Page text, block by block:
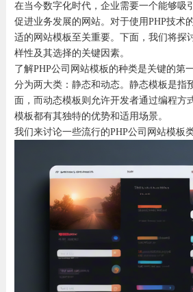
在当今数字化时代，企业需要一个能够吸
促进业务发展的网站。对于使用PHP技术
适的网站模板至关重要。下面，我们将探
样性及其选择的关键因素。
了解PHP公司网站模板的种类是关键的第
分为两大类：静态和动态。静态模板是指
面，而动态模板则允许开发者通过编程方
模板都有其独特的优势和适用场景。
我们来讨论一些流行的PHP公司网站模板类